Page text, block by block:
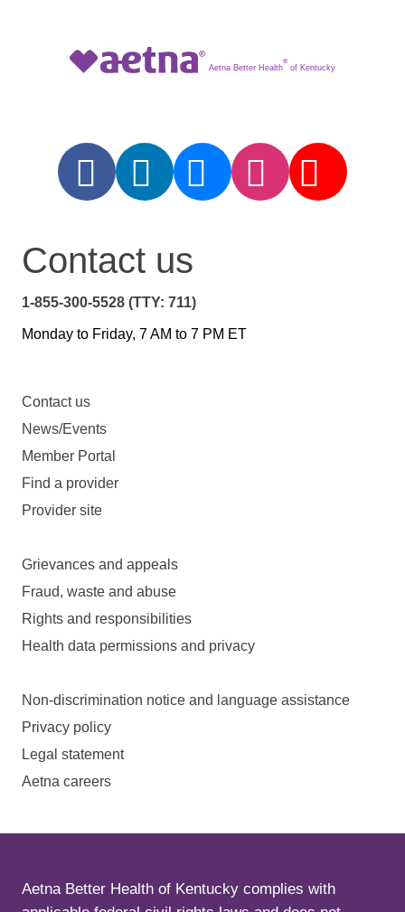
Aetna Better Health
®
of Kentucky
Contact us
1-855-300-5528 (TTY: 711)
Monday to Friday, 7 AM to 7 PM ET
Contact us
News/Events
Member Portal
Find a provider
Provider site
Grievances and appeals
Fraud, waste and abuse
Rights and responsibilities
Health data permissions and privacy
Non-discrimination notice and language assistance
Privacy policy
Legal statement
Aetna careers
Aetna Better Health of Kentucky complies with